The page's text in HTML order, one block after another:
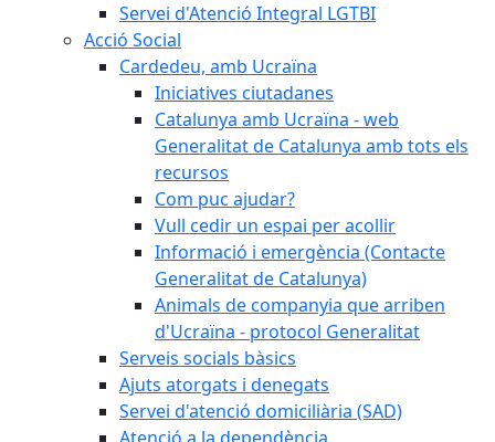
Servei d'Atenció Integral LGTBI
Acció Social
Cardedeu, amb Ucraïna
Iniciatives ciutadanes
Catalunya amb Ucraïna - web
Generalitat de Catalunya amb tots els
recursos
Com puc ajudar?
Vull cedir un espai per acollir
Informació i emergència (Contacte
Generalitat de Catalunya)
Animals de companyia que arriben
d'Ucraïna - protocol Generalitat
Serveis socials bàsics
Ajuts atorgats i denegats
Servei d'atenció domiciliària (SAD)